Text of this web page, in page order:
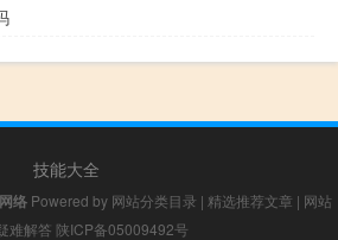
技能大全
络 Powered by 网站分类目录 | 精选推荐文章 | 网站
难解答 陕ICP备05009492号